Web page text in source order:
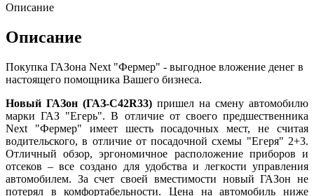
Описание
Описание
Покупка ГАЗона Next "Фермер" - выгодное вложение денег в
настоящего помощника Вашего бизнеса.
Новый ГАЗон (ГАЗ-C42R33) пришел на смену автомобилю
марки ГАЗ "Егерь". В отличие от своего предшественника
Next "Фермер" имеет шесть посадочных мест, не считая
водительского, в отличие от посадочной схемы "Егеря" 2+3.
Отличный обзор, эргономичное расположение приборов и
отсеков – все создано для удобства и легкости управления
автомобилем. За счет своей вместимости новый ГАЗон не
потерял в комфортабельности. Цена на автомобиль ниже